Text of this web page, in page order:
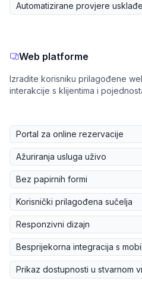
Automatizirane provjere
Web platforme
Izradite korisniku prilagođene
interakcije s klijentima i
Portal za online rezervacije
Ažuriranja usluga uživo
Bez papirnih formi
Korisnički prilagođena sučelja
Responzivni dizajn
Besprijekorna integracija s
Prikaz dostupnosti u stvarnom